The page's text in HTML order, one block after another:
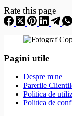
Rate this page
Pagini utile
Despre mine
Parerile
Politica de
Politica de